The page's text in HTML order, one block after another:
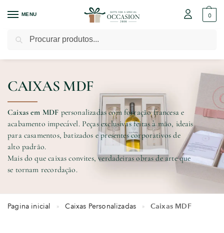
MENU 0
CAIXAS MDF
Caixas em MDF personalizadas com forração francesa e
acabamento impecável. Peças exclusivas feitas à mão, ideais
para casamentos, batizados e presentes corporativos de
alto padrão.
Mais do que caixas convites, verdadeiras obras de arte que
se tornam recordação.
Pagina inicial » Caixas Personalizadas » Caixas MDF